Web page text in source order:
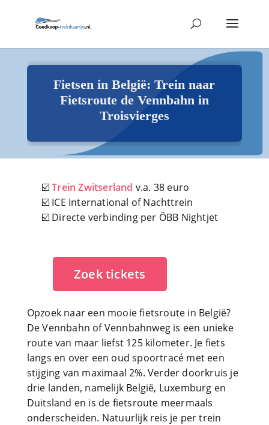
Fietsen in België: Trein naar
Fietsroute de Vennbahn in
Troisvierges
☑️Trein Zwitserland v.a. 38 euro
☑️ ICE International of Nachttrein
☑️ Directe verbinding per ÖBB Nightjet
Zoek tickets
Opzoek naar een mooie fietsroute in België?
De Vennbahn of Vennbahnweg is een unieke
route van maar liefst 125 kilometer. Je fiets
langs en over een oud spoortracé met een
stijging van maximaal 2%. Verder doorkruis je
drie landen, namelijk België, Luxemburg en
Duitsland en is de fietsroute meermaals
onderscheiden. Natuurlijk reis je per trein